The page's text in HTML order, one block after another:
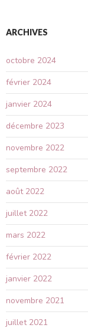
ARCHIVES
octobre 2024
février 2024
janvier 2024
décembre 2023
novembre 2022
septembre 2022
août 2022
juillet 2022
mars 2022
février 2022
janvier 2022
novembre 2021
juillet 2021